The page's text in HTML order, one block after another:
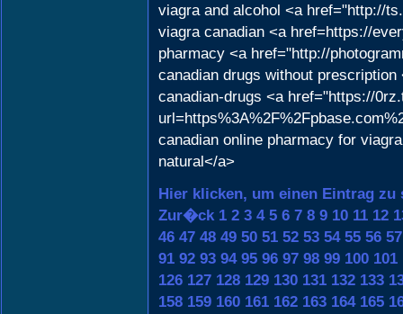
viagra and alcohol <a href="http://
viagra canadian <a href=https://
pharmacy <a href="http://
canadian drugs without
canadian-drugs <a href="https://
canadian online pharmacy for
natural</a>
Hier klicken, um einen Eintrag zu
Zur�ck 1 2 3 4 5 6 7 8 9 10 11 12
46 47 48 49 50 51 52 53 54 55 56 57
91 92 93 94 95 96 97 98 99 100 101
126 127 128 129 130 131 132 133
158 159 160 161 162 163 164 165